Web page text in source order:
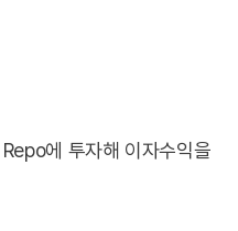
Repo에 투자해 이자수익을